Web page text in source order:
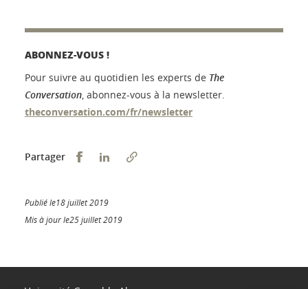
ABONNEZ-VOUS !
Pour suivre au quotidien les experts de The
Conversation, abonnez-vous à la newsletter.
theconversation.com/fr/newsletter
Partager Partager sur Facebook
Partager sur LinkedIn
Publié le18 juillet 2019
Mis à jour le25 juillet 2019